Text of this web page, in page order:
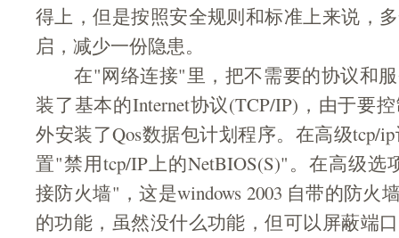
得上，但是按照安全规则和标准上来说，
启，减少一份隐患。
在"网络连接"里，把不需要的协议和服
装了基本的Internet协议(TCP/IP)，由于要
外安装了Qos数据包计划程序。在高级tcp/
置"禁用tcp/IP上的NetBIOS(S)"。在高级选
接防火墙"，这是windows 2003 自带的防火
的功能，虽然没什么功能，但可以屏蔽端